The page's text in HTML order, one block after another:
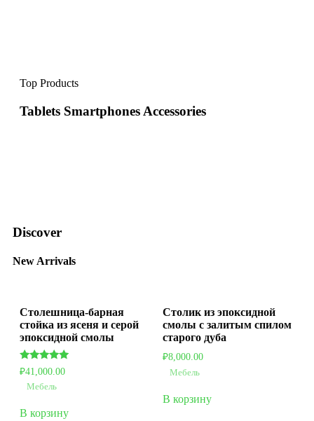
Top Products
Tablets Smartphones Accessories
Discover
New Arrivals
Столешница-барная
стойка из ясеня и серой
эпоксидной смолы
Оценка
5.00
из 5
₽41,000.00
Мебель
В корзину
Столик из эпоксидной
смолы с залитым спилом
старого дуба
₽8,000.00
Мебель
В корзину